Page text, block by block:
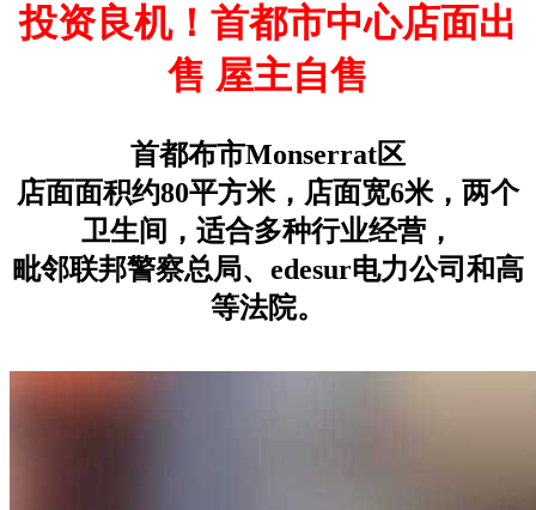
投资良机！首都市中心店面出
售 屋主自售
首都布市Monserrat区
店面面积约80平方米，店面宽6米，两个
卫生间，适合多种行业经营，
毗邻联邦警察总局、edesur电力公司和高
等法院。